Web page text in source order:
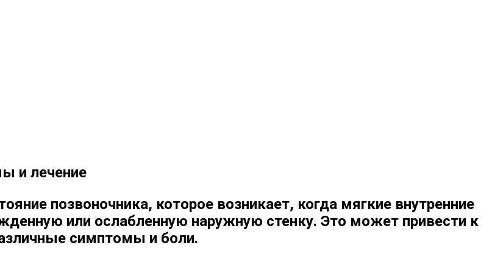
и лечение
позвоночника, которое возникает, когда мягкие внутренние
или ослабленную наружную стенку. Это может привести к
симптомы и боли.